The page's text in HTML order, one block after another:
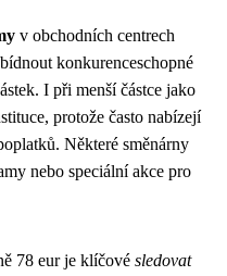
v obchodních centrech
konkurenceschopné
I při menší částce jako
protože často nabízejí
Některé směnárny
nebo speciální akce pro
78 eur je klíčové sledovat